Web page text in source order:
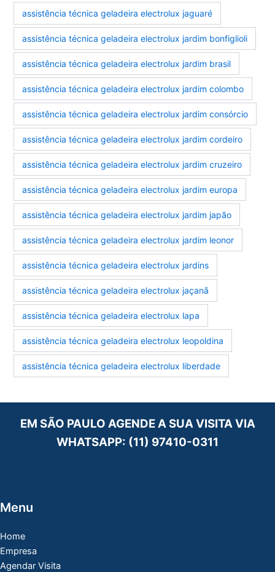
assistência técnica geladeira electrolux jaguaré
assistência técnica geladeira electrolux jardim bonfiglioli
assistência técnica geladeira electrolux jardim brasil
assistência técnica geladeira electrolux jardim colombo
assistência técnica geladeira electrolux jardim consórcio
assistência técnica geladeira electrolux jardim cordeiro
assistência técnica geladeira electrolux jardim cruzeiro
assistência técnica geladeira electrolux jardim europa
assistência técnica geladeira electrolux jardim japão
assistência técnica geladeira electrolux jardim leonor
assistência técnica geladeira electrolux jardins
assistência técnica geladeira electrolux jaçanã
assistência técnica geladeira electrolux lapa
assistência técnica geladeira electrolux leopoldina
assistência técnica geladeira electrolux liberdade
EM SÃO PAULO AGENDE A SUA VISITA VIA
WHATSAPP: (11) 97410-0311
Menu
Home
Empresa
Agendar Visita